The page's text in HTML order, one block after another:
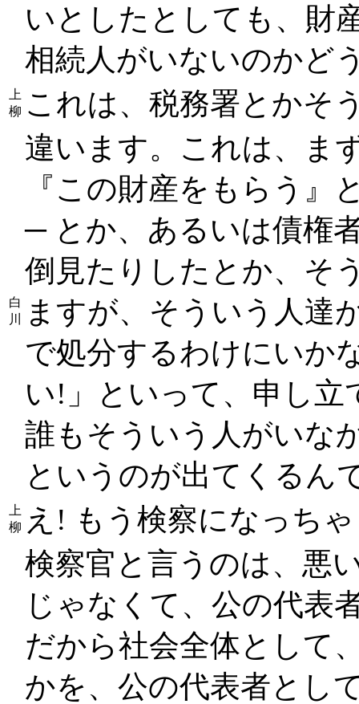
いとしたとしても、財
相続人がいないのかど
上
柳 これは、税務署とかそ
白
川
違います。これは、ま
『この財産をもらう』
─ とか、あるいは債権
倒見たりしたとか、そ
ますが、そういう人達
で処分するわけにいか
い!」といって、申し
誰もそういう人がいな
というのが出てくるん
上
柳
え! もう検察になっち
検察官と言うのは、悪
じゃなくて、公の代表
だから社会全体として
かを、公の代表者とし